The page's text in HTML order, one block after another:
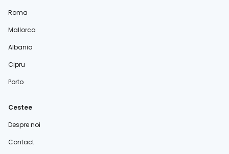
Roma
Mallorca
Albania
Cipru
Porto
Cestee
Despre noi
Contact